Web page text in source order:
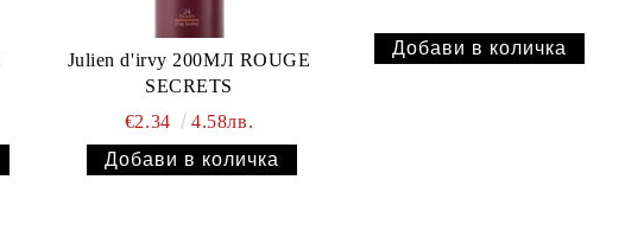
Julien d'irvy 200МЛ ROUGE
SECRETS
€2.34
4.58лв.